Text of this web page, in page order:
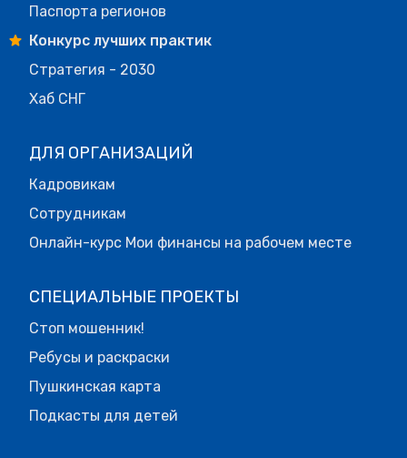
Паспорта регионов
Конкурс лучших практик
Стратегия - 2030
Хаб СНГ
ДЛЯ ОРГАНИЗАЦИЙ
Кадровикам
Сотрудникам
Онлайн-курс Мои финансы на рабочем месте
СПЕЦИАЛЬНЫЕ ПРОЕКТЫ
Стоп мошенник!
Ребусы и раскраски
Пушкинская карта
Подкасты для детей